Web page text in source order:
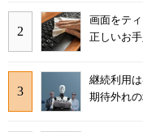
画面をテ
正しいお
継続利用
期待外れ